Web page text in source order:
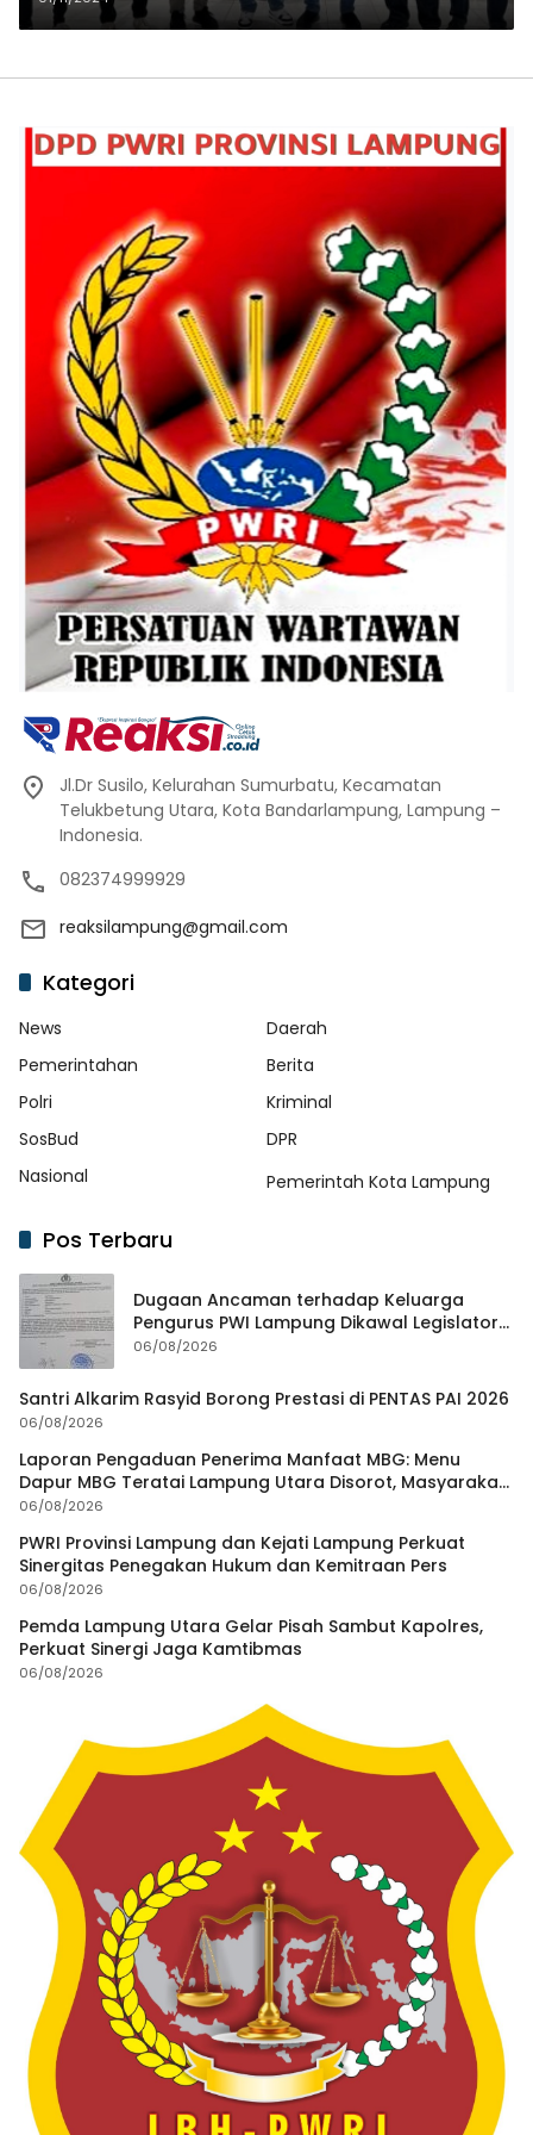
Jl.Dr Susilo, Kelurahan Sumurbatu, Kecamatan
Telukbetung Utara, Kota Bandarlampung, Lampung –
Indonesia.
082374999929
reaksilampung@gmail.com
Kategori
News
Daerah
Pemerintahan
Berita
Polri
Kriminal
SosBud
DPR
Nasional
Pemerintah Kota Lampung
Pos Terbaru
Dugaan Ancaman terhadap Keluarga
Pengurus PWI Lampung Dikawal Legislator
dan Jurnalis
06/08/2026
Santri Alkarim Rasyid Borong Prestasi di PENTAS PAI 2026
06/08/2026
Laporan Pengaduan Penerima Manfaat MBG: Menu
Dapur MBG Teratai Lampung Utara Disorot, Masyarakat
Minta Satgas Lakukan Investigasi
06/08/2026
PWRI Provinsi Lampung dan Kejati Lampung Perkuat
Sinergitas Penegakan Hukum dan Kemitraan Pers
06/08/2026
Pemda Lampung Utara Gelar Pisah Sambut Kapolres,
Perkuat Sinergi Jaga Kamtibmas
06/08/2026